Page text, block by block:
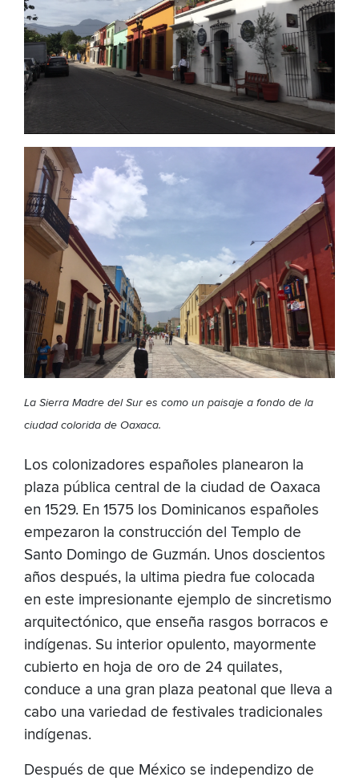
La Sierra Madre del Sur es como un paisaje a fondo de la
ciudad colorida de Oaxaca.
Los colonizadores españoles planearon la
plaza pública central de la ciudad de Oaxaca
en 1529. En 1575 los Dominicanos españoles
empezaron la construcción del Templo de
Santo Domingo de Guzmán. Unos doscientos
años después, la ultima piedra fue colocada
en este impresionante ejemplo de sincretismo
arquitectónico, que enseña rasgos borracos e
indígenas. Su interior opulento, mayormente
cubierto en hoja de oro de 24 quilates,
conduce a una gran plaza peatonal que lleva a
cabo una variedad de festivales tradicionales
indígenas.
Después de que México se independizo de